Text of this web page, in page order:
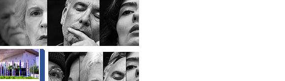
דשא גוונים, מרכז אזורי מנשה
אריאל
אמפי אוניברסיטת אריאל
ברחבי אריאל
היכל התרבות אריאל
מתנ"ס אריאל
פארק הנחל, אריאל
אשדוד
אודיטוריום נעים לתרבות,
אשדוד
אוהל הקרקס, אשדוד